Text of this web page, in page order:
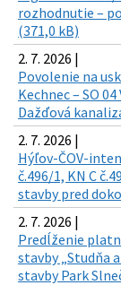
rozhodnutie –
(371,0 kB)
2. 7. 2026 |
Povolenie na
Kechnec – SO
Dažďová
2. 7. 2026 |
Hýľov-ČOV-
č.496/1, KN C
stavby pred
2. 7. 2026 |
Predĺženie
stavby „Studňa
stavby Park